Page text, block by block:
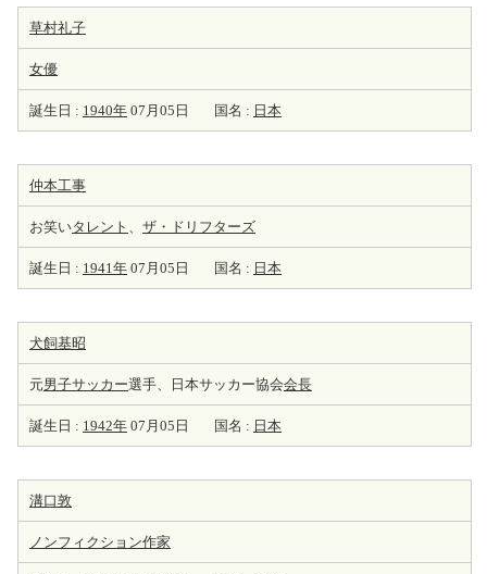
草村礼子
女優
誕生日 : 1940年 07月05日 国名 : 日本
仲本工事
お笑いタレント 、 ザ・ドリフターズ
誕生日 : 1941年 07月05日 国名 : 日本
犬飼基昭
元男子サッカー選手、日本サッカー協会会長
誕生日 : 1942年 07月05日 国名 : 日本
溝口敦
ノンフィクション作家